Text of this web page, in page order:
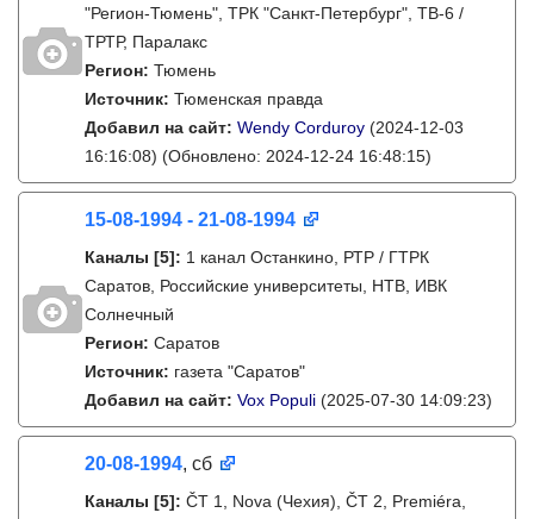
"Регион-Тюмень", ТРК "Санкт-Петербург", ТВ-6 /
ТРТР, Паралакс
Регион: Тюмень
Источник: Тюменская правда
Добавил на сайт: Wendy Corduroy (2024-12-03
16:16:08) (Обновлено: 2024-12-24 16:48:15)
15-08-1994 - 21-08-1994
Каналы [5]: 1 канал Останкино, РТР / ГТРК
Саратов, Российские университеты, НТВ, ИВК
Солнечный
Регион: Саратов
Источник: газета "Саратов"
Добавил на сайт: Vox Populi (2025-07-30 14:09:23)
20-08-1994, сб
Каналы [5]: ČT 1, Nova (Чехия), ČT 2, Premiéra,